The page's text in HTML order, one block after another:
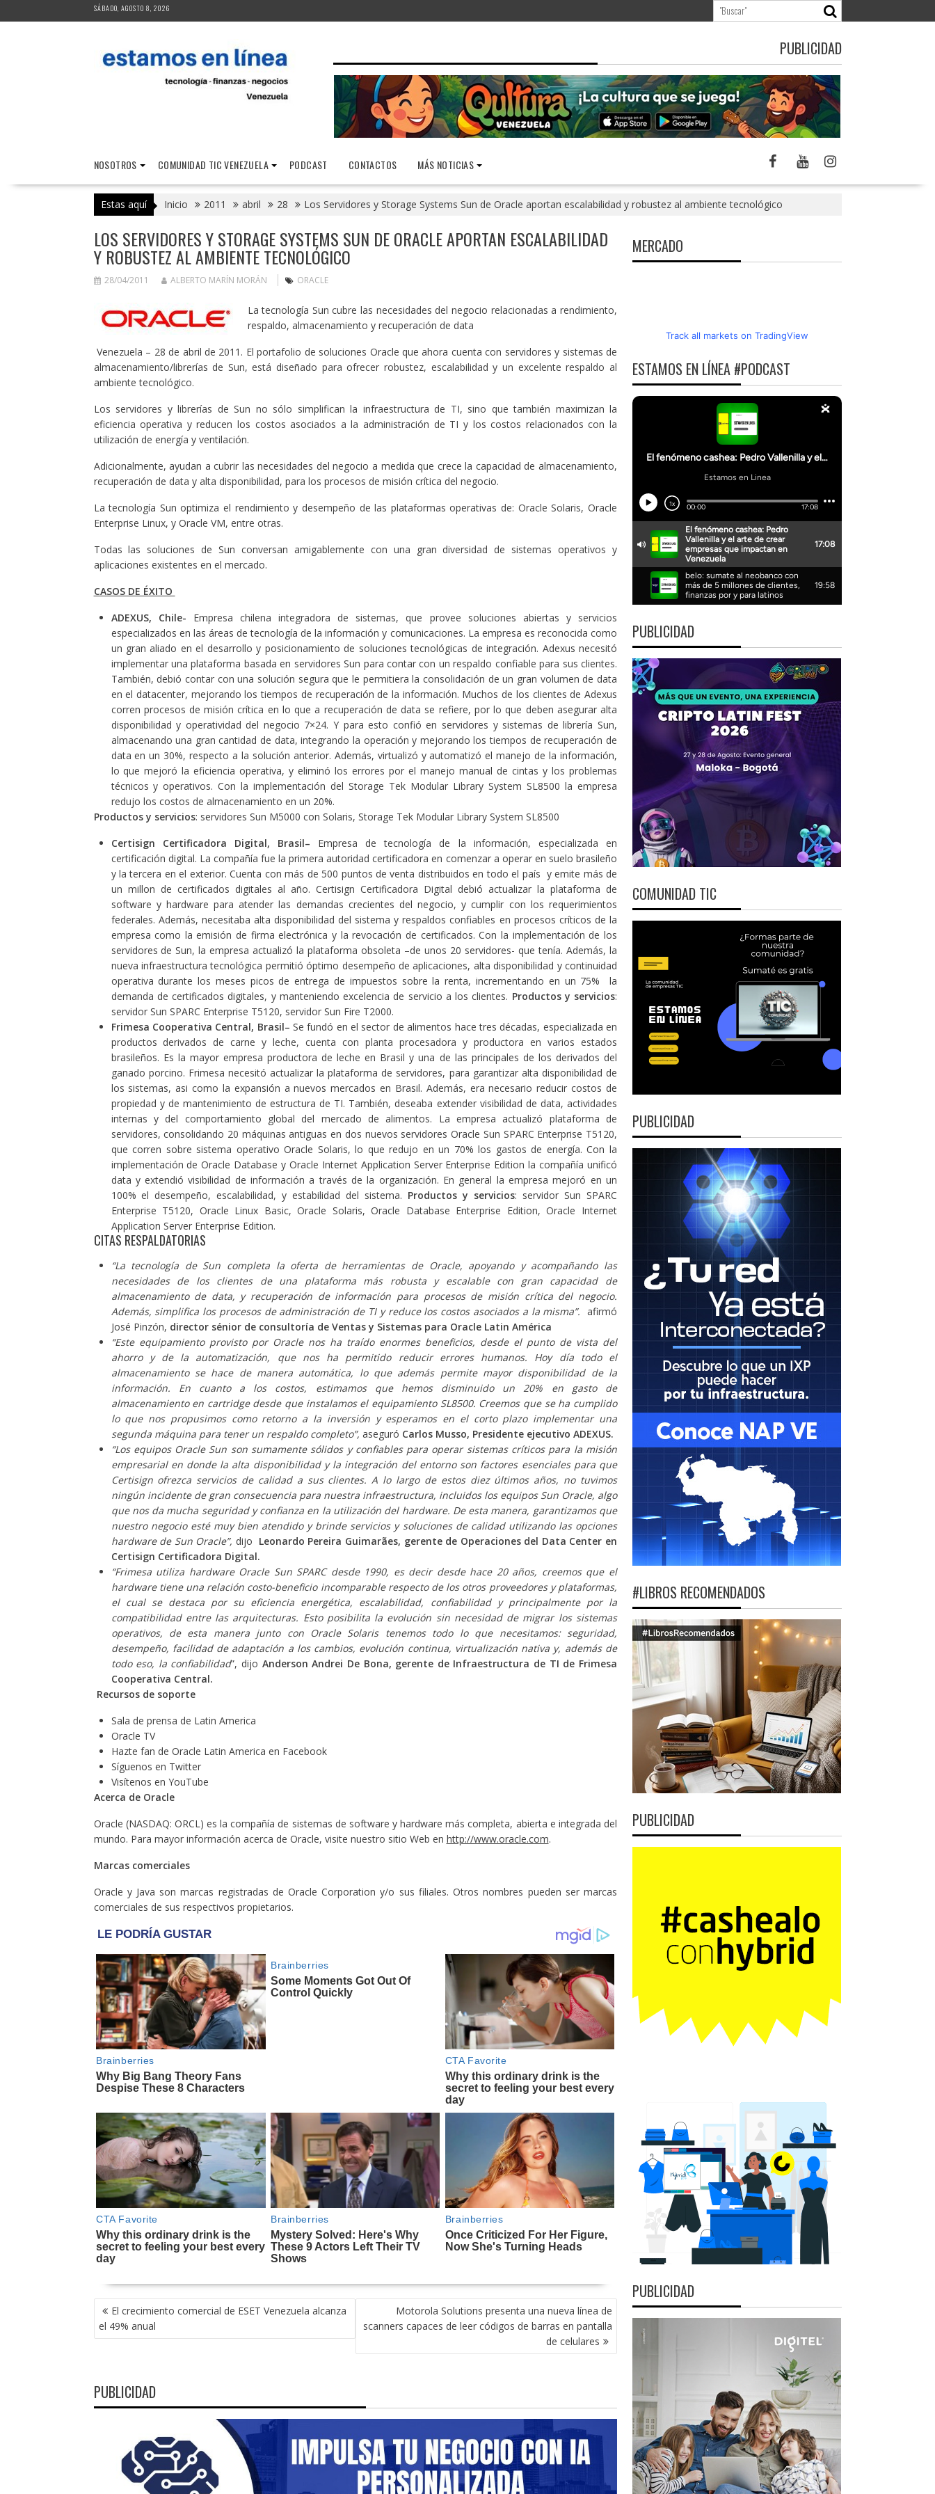
al
SÁBADO, AGOSTO 8, 2026
PUBLICIDAD
NOSOTROS COMUNIDAD TIC VENEZUELA PODCAST CONTACTOS MÁS NOTICIAS
Estas aquí Inicio 2011 abril 28 Los Servidores y Storage Systems Sun de Oracle aportan escalabilidad y robustez al ambiente tecnológico
LOS SERVIDORES Y STORAGE SYSTEMS SUN DE ORACLE APORTAN ESCALABILIDAD
Y ROBUSTEZ AL AMBIENTE TECNOLÓGICO
28/04/2011 ALBERTO MARÍN MORÁN ORACLE
La tecnología Sun cubre las necesidades del negocio relacionadas a rendimiento,
respaldo, almacenamiento y recuperación de data
Venezuela – 28 de abril de 2011. El portafolio de soluciones Oracle que ahora cuenta con servidores y sistemas de
almacenamiento/librerías de Sun, está diseñado para ofrecer robustez, escalabilidad y un excelente respaldo al
ambiente tecnológico.
Los servidores y librerías de Sun no sólo simplifican la infraestructura de TI, sino que también maximizan la
eficiencia operativa y reducen los costos asociados a la administración de TI y los costos relacionados con la
utilización de energía y ventilación.
Adicionalmente, ayudan a cubrir las necesidades del negocio a medida que crece la capacidad de almacenamiento,
recuperación de data y alta disponibilidad, para los procesos de misión crítica del negocio.
La tecnología Sun optimiza el rendimiento y desempeño de las plataformas operativas de: Oracle Solaris, Oracle
Enterprise Linux, y Oracle VM, entre otras.
Todas las soluciones de Sun conversan amigablemente con una gran diversidad de sistemas operativos y
aplicaciones existentes en el mercado.
CASOS DE ÉXITO
ADEXUS, Chile- Empresa chilena integradora de sistemas, que provee soluciones abiertas y servicios
especializados en las áreas de tecnología de la información y comunicaciones. La empresa es reconocida como
un gran aliado en el desarrollo y posicionamiento de soluciones tecnológicas de integración. Adexus necesitó
implementar una plataforma basada en servidores Sun para contar con un respaldo confiable para sus clientes.
También, debió contar con una solución segura que le permitiera la consolidación de un gran volumen de data
en el datacenter, mejorando los tiempos de recuperación de la información. Muchos de los clientes de Adexus
corren procesos de misión crítica en lo que a recuperación de data se refiere, por lo que deben asegurar alta
disponibilidad y operatividad del negocio 7×24. Y para esto confió en servidores y sistemas de librería Sun,
almacenando una gran cantidad de data, integrando la operación y mejorando los tiempos de recuperación de
data en un 30%, respecto a la solución anterior. Además, virtualizó y automatizó el manejo de la información,
lo que mejoró la eficiencia operativa, y eliminó los errores por el manejo manual de cintas y los problemas
técnicos y operativos. Con la implementación del Storage Tek Modular Library System SL8500 la empresa
redujo los costos de almacenamiento en un 20%.
Productos y servicios: servidores Sun M5000 con Solaris, Storage Tek Modular Library System SL8500
Certisign Certificadora Digital, Brasil– Empresa de tecnología de la información, especializada en
certificación digital. La compañía fue la primera autoridad certificadora en comenzar a operar en suelo brasileño
y la tercera en el exterior. Cuenta con más de 500 puntos de venta distribuidos en todo el país y emite más de
un millon de certificados digitales al año. Certisign Certificadora Digital debió actualizar la plataforma de
software y hardware para atender las demandas crecientes del negocio, y cumplir con los requerimientos
federales. Además, necesitaba alta disponibilidad del sistema y respaldos confiables en procesos críticos de la
empresa como la emisión de firma electrónica y la revocación de certificados. Con la implementación de los
servidores de Sun, la empresa actualizó la plataforma obsoleta –de unos 20 servidores- que tenía. Además, la
nueva infraestructura tecnológica permitió óptimo desempeño de aplicaciones, alta disponibilidad y continuidad
operativa durante los meses picos de entrega de impuestos sobre la renta, incrementando en un 75% la
demanda de certificados digitales, y manteniendo excelencia de servicio a los clientes. Productos y servicios:
servidor Sun SPARC Enterprise T5120, servidor Sun Fire T2000.
Frimesa Cooperativa Central, Brasil– Se fundó en el sector de alimentos hace tres décadas, especializada en
productos derivados de carne y leche, cuenta con planta procesadora y productora en varios estados
brasileños. Es la mayor empresa productora de leche en Brasil y una de las principales de los derivados del
ganado porcino. Frimesa necesitó actualizar la plataforma de servidores, para garantizar alta disponibilidad de
los sistemas, asi como la expansión a nuevos mercados en Brasil. Además, era necesario reducir costos de
propiedad y de mantenimiento de estructura de TI. También, deseaba extender visibilidad de data, actividades
internas y del comportamiento global del mercado de alimentos. La empresa actualizó plataforma de
servidores, consolidando 20 máquinas antiguas en dos nuevos servidores Oracle Sun SPARC Enterprise T5120,
que corren sobre sistema operativo Oracle Solaris, lo que redujo en un 70% los gastos de energía. Con la
implementación de Oracle Database y Oracle Internet Application Server Enterprise Edition la compañía unificó
data y extendió visibilidad de información a través de la organización. En general la empresa mejoró en un
100% el desempeño, escalabilidad, y estabilidad del sistema. Productos y servicios: servidor Sun SPARC
Enterprise T5120, Oracle Linux Basic, Oracle Solaris, Oracle Database Enterprise Edition, Oracle Internet
Application Server Enterprise Edition.
CITAS RESPALDATORIAS
“La tecnología de Sun completa la oferta de herramientas de Oracle, apoyando y acompañando las
necesidades de los clientes de una plataforma más robusta y escalable con gran capacidad de
almacenamiento de data, y recuperación de información para procesos de misión crítica del negocio.
Además, simplifica los procesos de administración de TI y reduce los costos asociados a la misma”. afirmó
José Pinzón, director sénior de consultoría de Ventas y Sistemas para Oracle Latin América
“Este equipamiento provisto por Oracle nos ha traído enormes beneficios, desde el punto de vista del
ahorro y de la automatización, que nos ha permitido reducir errores humanos. Hoy día todo el
almacenamiento se hace de manera automática, lo que además permite mayor disponibilidad de la
información. En cuanto a los costos, estimamos que hemos disminuido un 20% en gasto de
almacenamiento en cartridge desde que instalamos el equipamiento SL8500. Creemos que se ha cumplido
lo que nos propusimos como retorno a la inversión y esperamos en el corto plazo implementar una
segunda máquina para tener un respaldo completo”, aseguró Carlos Musso, Presidente ejecutivo ADEXUS.
“Los equipos Oracle Sun son sumamente sólidos y confiables para operar sistemas críticos para la misión
empresarial en donde la alta disponibilidad y la integración del entorno son factores esenciales para que
Certisign ofrezca servicios de calidad a sus clientes. A lo largo de estos diez últimos años, no tuvimos
ningún incidente de gran consecuencia para nuestra infraestructura, incluidos los equipos Sun Oracle, algo
que nos da mucha seguridad y confianza en la utilización del hardware. De esta manera, garantizamos que
nuestro negocio esté muy bien atendido y brinde servicios y soluciones de calidad utilizando las opciones
hardware de Sun Oracle”, dijo Leonardo Pereira Guimarães, gerente de Operaciones del Data Center en
Certisign Certificadora Digital.
“Frimesa utiliza hardware Oracle Sun SPARC desde 1990, es decir desde hace 20 años, creemos que el
hardware tiene una relación costo-beneficio incomparable respecto de los otros proveedores y plataformas,
el cual se destaca por su eficiencia energética, escalabilidad, confiabilidad y principalmente por la
compatibilidad entre las arquitecturas. Esto posibilita la evolución sin necesidad de migrar los sistemas
operativos, de esta manera junto con Oracle Solaris tenemos todo lo que necesitamos: seguridad,
desempeño, facilidad de adaptación a los cambios, evolución continua, virtualización nativa y, además de
todo eso, la confiabilidad”, dijo Anderson Andrei De Bona, gerente de Infraestructura de TI de Frimesa
Cooperativa Central.
Recursos de soporte
Sala de prensa de Latin America
Oracle TV
Hazte fan de Oracle Latin America en Facebook
Síguenos en Twitter
Visítenos en YouTube
Acerca de Oracle
Oracle (NASDAQ: ORCL) es la compañía de sistemas de software y hardware más completa, abierta e integrada del
mundo. Para mayor información acerca de Oracle, visite nuestro sitio Web en http://www.oracle.com.
Marcas comerciales
Oracle y Java son marcas registradas de Oracle Corporation y/o sus filiales. Otros nombres pueden ser marcas
comerciales de sus respectivos propietarios.
NAVEGACIÓN
DE
ENTRADAS
El crecimiento comercial de ESET Venezuela alcanza
el 49% anual
Motorola Solutions presenta una nueva línea de
scanners capaces de leer códigos de barras en pantalla
de celulares
PUBLICIDAD
MERCADO
Track all markets on TradingView
ESTAMOS EN LÍNEA #PODCAST
PUBLICIDAD
COMUNIDAD TIC
PUBLICIDAD
#LIBROS RECOMENDADOS
PUBLICIDAD
PUBLICIDAD